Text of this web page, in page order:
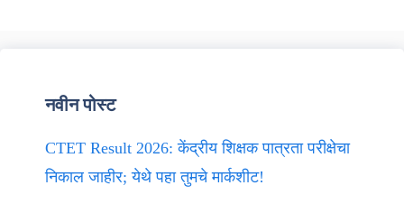
नवीन पोस्ट
CTET Result 2026: केंद्रीय शिक्षक पात्रता परीक्षेचा
निकाल जाहीर; येथे पहा तुमचे मार्कशीट!